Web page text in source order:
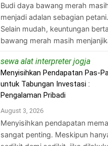
Budi daya bawang merah
menjadi adalan sebagian petani.
Selain mudah, keuntungan
bawang merah masih
sewa alat interpreter jogjaon
Menyisihkan Pendapatan Pas-
untuk Tabungan Investasi :
Pengalaman Pribadi
August 3, 2026
Menyisihkan pendapatan
sangat penting. Meskipun